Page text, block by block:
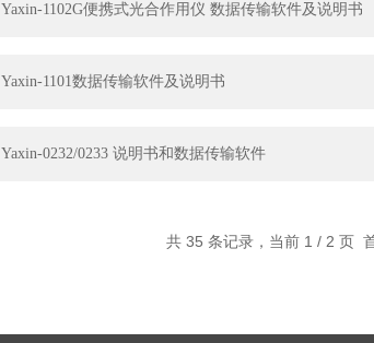
Yaxin-1102G便携式光合作用仪 数据传输软件及说明书
Yaxin-1101数据传输软件及说明书
Yaxin-0232/0233 说明书和数据传输软件
共 35 条记录，当前 1 / 2 页